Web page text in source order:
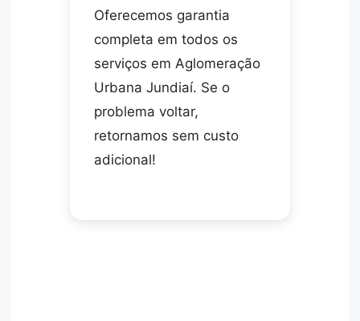
Oferecemos garantia
completa em todos os
serviços em Aglomeração
Urbana Jundiaí. Se o
problema voltar,
retornamos sem custo
adicional!